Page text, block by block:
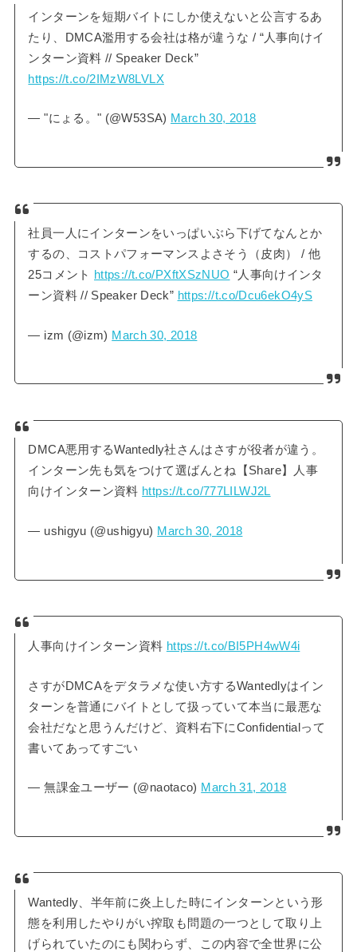
インターンを短期バイトにしか使えないと公言するあ
たり、DMCA濫用する会社は格が違うな / “人事向けイ
ンターン資料 // Speaker Deck”
https://t.co/2IMzW8LVLX
— "にょる。" (@W53SA) March 30, 2018
社員一人にインターンをいっぱいぶら下げてなんとか
するの、コストパフォーマンスよさそう（皮肉） / 他
25コメント
https://t.co/PXftXSzNUO “人事向けインタ
ーン資料 // Speaker Deck” https://t.co/Dcu6ekO4yS
— izm (@izm) March 30, 2018
DMCA悪用するWantedly社さんはさすが役者が違う。
インターン先も気をつけて選ばんとね【Share】人事
向けインターン資料 https://t.co/777LILWJ2L
— ushigyu (@ushigyu) March 30, 2018
人事向けインターン資料 https://t.co/BI5PH4wW4i
さすがDMCAをデタラメな使い方するWantedlyはイン
ターンを普通にバイトとして扱っていて本当に最悪な
会社だなと思うんだけど、資料右下にConfidentialって
書いてあってすごい
— 無課金ユーザー (@naotaco) March 31, 2018
Wantedly、半年前に炎上した時にインターンという形
態を利用したやりがい搾取も問題の一つとして取り上
げられていたのにも関わらず、この内容で全世界に公